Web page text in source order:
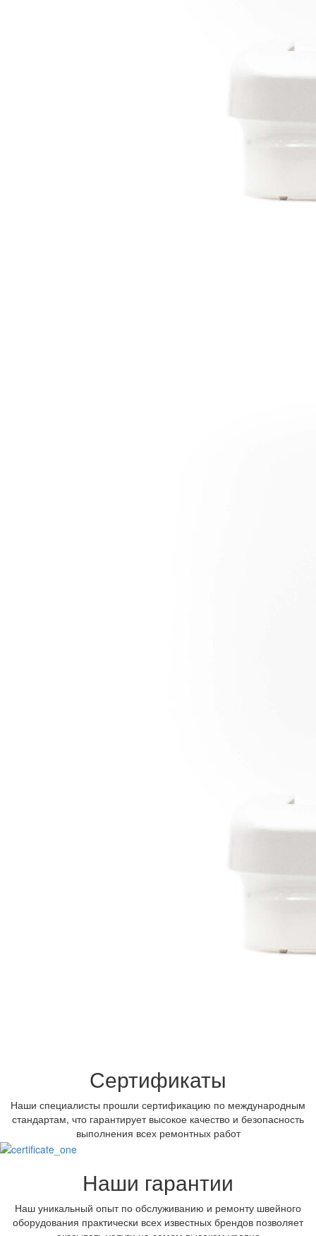
Сертификаты
Наши специалисты прошли сертификацию по международным
стандартам, что гарантирует высокое качество и безопасность
выполнения всех ремонтных работ
Наши гарантии
Наш уникальный опыт по обслуживанию и ремонту швейного
оборудования практически всех известных брендов позволяет